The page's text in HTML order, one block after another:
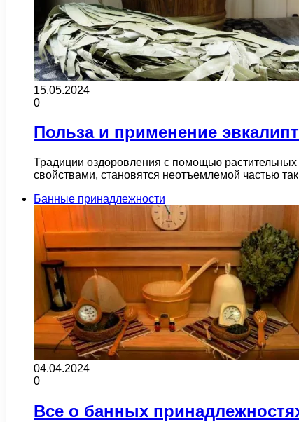
15.05.2024
0
Польза и применение
Традиции оздоровления с помощью
свойствами, становятся неотъемлемой частью
Банные принадлежности
04.04.2024
0
Все о банных